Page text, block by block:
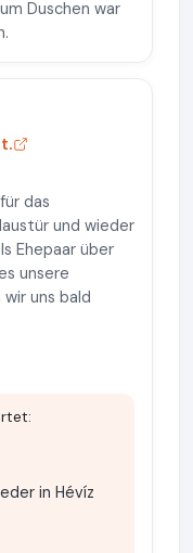
Duschen war
das
und wieder
Ehepaar über
unsere
uns bald
in Hévíz